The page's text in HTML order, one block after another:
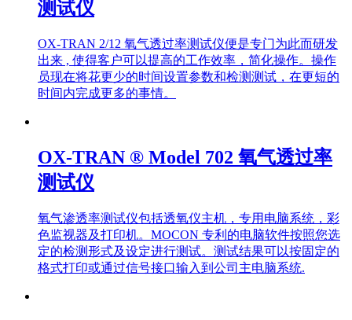
测试仪
OX-TRAN 2/12 氧气透过率测试仪便是专门为此而研发
出来 , 使得客户可以提高的工作效率，简化操作。操作
员现在将花更少的时间设置参数和检测测试，在更短的
时间内完成更多的事情。
OX-TRAN ® Model 702 氧气透过率
测试仪
氧气渗透率测试仪包括透氧仪主机，专用电脑系统，彩
色监视器及打印机。MOCON 专利的电脑软件按照您选
定的检测形式及设定进行测试。测试结果可以按固定的
格式打印或通过信号接口输入到公司主电脑系统.